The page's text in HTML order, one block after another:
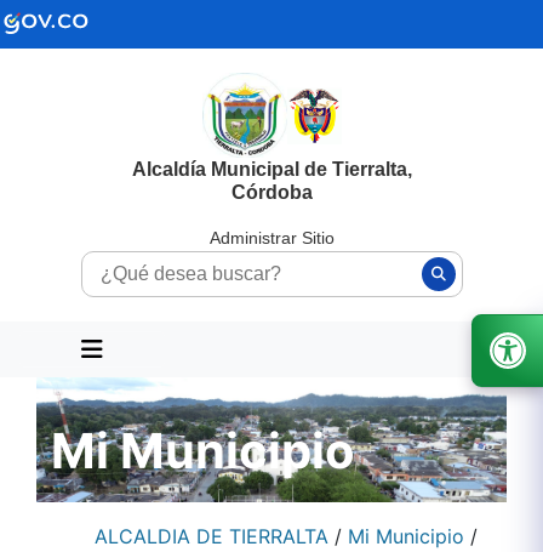
Alcaldía Municipal de Tierralta,
Córdoba
Administrar Sitio
Mi Municipio
ALCALDIA DE TIERRALTA / Mi Municipio /